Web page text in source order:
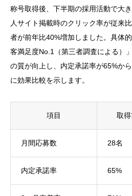
称号取得後、下半期の採用活動で大
人サイト掲載時のクリック率が従来
者が前年比40%増加しました。具体
客満足度No.1（第三者調査による）
の質が向上し、内定承諾率が65%か
に効果比較を示します。
項目 取
月間応募数 28名
内定承諾率 65%